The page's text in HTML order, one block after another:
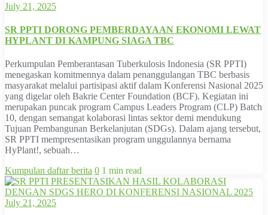
July 21, 2025
SR PPTI DORONG PEMBERDAYAAN EKONOMI LEWAT
HYPLANT DI KAMPUNG SIAGA TBC
Perkumpulan Pemberantasan Tuberkulosis Indonesia (SR PPTI)
menegaskan komitmennya dalam penanggulangan TBC berbasis
masyarakat melalui partisipasi aktif dalam Konferensi Nasional 2025
yang digelar oleh Bakrie Center Foundation (BCF). Kegiatan ini
merupakan puncak program Campus Leaders Program (CLP) Batch
10, dengan semangat kolaborasi lintas sektor demi mendukung
Tujuan Pembangunan Berkelanjutan (SDGs). Dalam ajang tersebut,
SR PPTI mempresentasikan program unggulannya bernama
HyPlant!, sebuah…
Kumpulan daftar berita 0 1 min read
July 21, 2025